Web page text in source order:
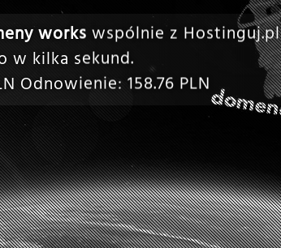
works wspólnie z Hostinguj.pl
w kilka sekund.
Odnowienie: 158.76 PLN